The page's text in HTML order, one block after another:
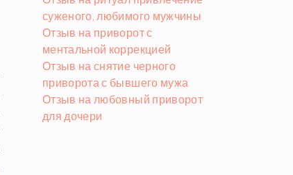
суженого, любимого мужчины
Отзыв на приворот с
ментальной коррекцией
Отзыв на снятие черного
приворота с бывшего мужа
Отзыв на любовный приворот
для дочери